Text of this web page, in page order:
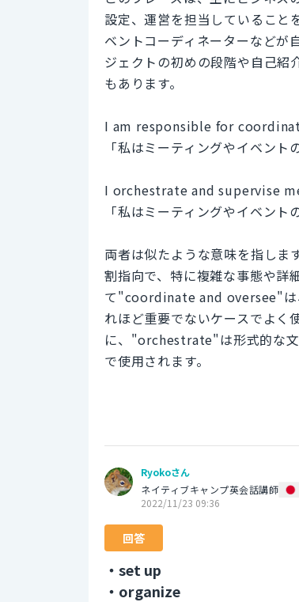
設定、運営を担当していること
ベントコーディネーターなどが
ジェクトの初めの段階や自己紹
もあります。
I am responsible for
「私はミーティングやイベント
I orchestrate and supervise
「私はミーティングやイベント
両者は似たような意味を指し
割指向で、特に複雑な事態や詳
て"coordinate and oversee"は
れほど重要でないケースでよく
に、"orchestrate"は形式的な
で使用されます。
Ryokoさん
ネイティブキャンプ英会話講師
2022/11/23 09:36
回答
・set up
・organize